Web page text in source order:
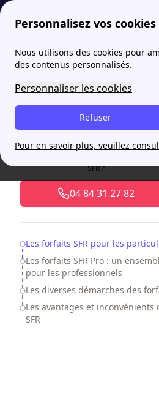
Personnalisez vos cookies
Nous utilisons des cookies pour
des contenus personnalisés.
Personnaliser les cookies
Refuser
Pour en savoir plus, veuillez
papernest SFR Quels sont les
SFR ?
04 84 31 27 82
Table of Contents
Les forfaits SFR pour les
Les forfaits SFR Pro : un
pour les professionnels
Les diverses démarches des
Les avantages et inconvénients
SFR